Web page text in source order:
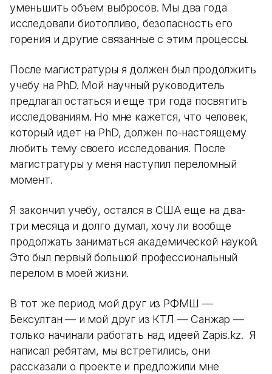
уменьшить объем выбросов. Мы два года
исследовали биотопливо, безопасность его
горения и другие связанные с этим процессы.
После магистратуры я должен был продолжить
учебу на PhD. Мой научный руководитель
предлагал остаться и еще три года посвятить
исследованиям. Но мне кажется, что человек,
который идет на PhD, должен по-настоящему
любить тему своего исследования. После
магистратуры у меня наступил переломный
момент.
Я закончил учебу, остался в США еще на два-
три месяца и долго думал, хочу ли вообще
продолжать заниматься академической наукой.
Это был первый большой профессиональный
перелом в моей жизни.
В тот же период мой друг из РФМШ —
Бексултан — и мой друг из КТЛ — Санжар —
только начинали работать над идеей Zapis.kz. Я
написал ребятам, мы встретились, они
рассказали о проекте и предложили мне